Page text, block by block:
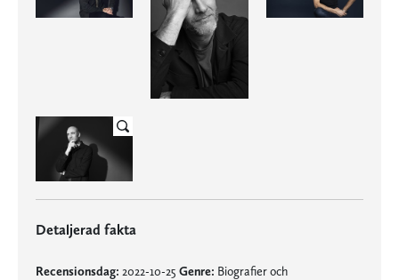
Detaljerad fakta
Recensionsdag: 2022-10-25 Genre: Biografier och